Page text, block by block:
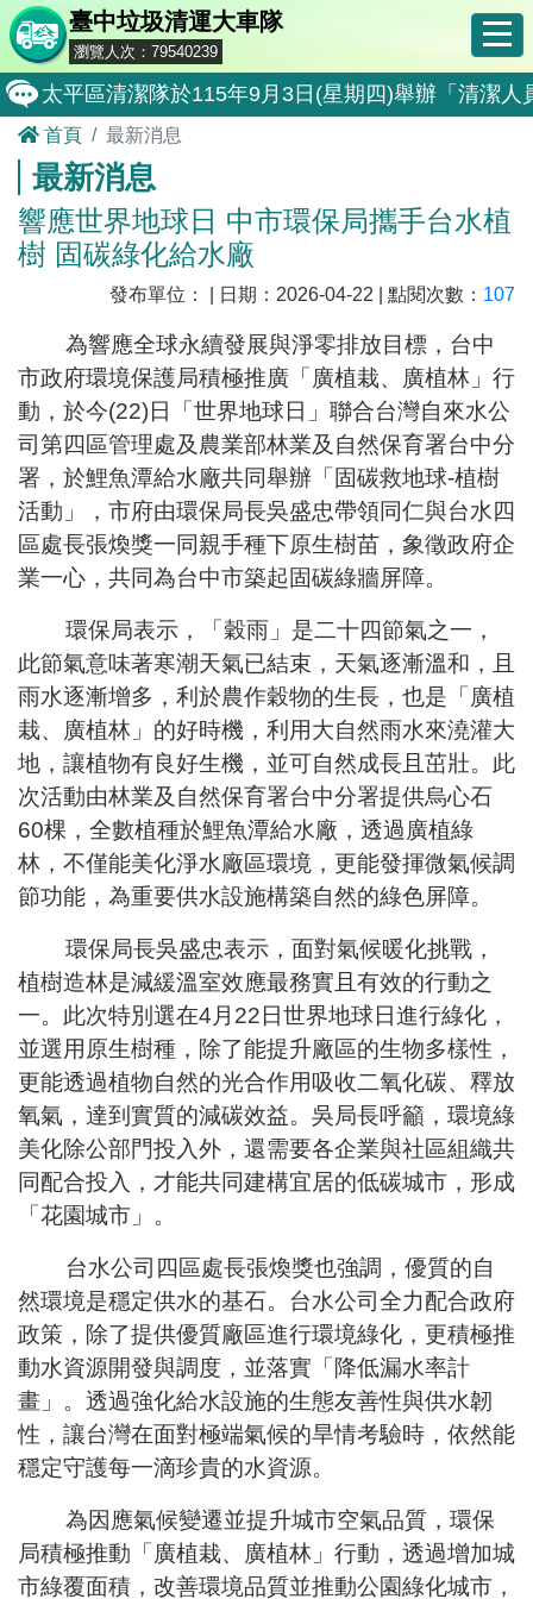
臺中垃圾清運大車隊
瀏覽人次：79540239
太平區清潔隊於115年9月3日(星期四)舉辦「清潔
8月17日北屯區清潔隊更新垃圾收運班表
臺中市政府環境保護局城鎮韌性(防空)演習期間垃
8月10日南屯區清潔隊更新垃圾收運班表
8月10日14:30至15:00防空演習行動網路降速演練
大肚區清潔隊於115年8月25日(星期二)舉辦「清潔
北屯區清潔隊於115年8月11日(星期二)舉辦「清
外埔區清潔隊於115年8月18日(星期二)舉辦「清潔
石岡區清潔隊於115年8月18日(星期二)舉辦「清潔
東勢區清潔隊於115年8月18日(星期二)舉辦「清潔
全民監督公共工程施工品質, 請撥打通報專線0800-
防堵非洲豬瘟總動員，因應非洲豬瘟疫情，市民
因應非洲豬瘟疫情，市民端廚餘收運排出方式不變
西屯區清潔隊於115年9月1日(星期二)舉辦「清潔
首頁 最新消息
最新消息
響應世界地球日 中市環保局攜手台水植
樹 固碳綠化給水廠
發布單位： | 日期：2026-04-22 | 點閱次數： 107
為響應全球永續發展與淨零排放目標，台中
市政府環境保護局積極推廣「廣植栽、廣植林」行
動，於今(22)日「世界地球日」聯合台灣自來水公
司第四區管理處及農業部林業及自然保育署台中分
署，於鯉魚潭給水廠共同舉辦「固碳救地球-植樹
活動」，市府由環保局長吳盛忠帶領同仁與台水四
區處長張煥獎一同親手種下原生樹苗，象徵政府企
業一心，共同為台中市築起固碳綠牆屏障。
環保局表示，「穀雨」是二十四節氣之一，
此節氣意味著寒潮天氣已結束，天氣逐漸溫和，且
雨水逐漸增多，利於農作穀物的生長，也是「廣植
栽、廣植林」的好時機，利用大自然雨水來澆灌大
地，讓植物有良好生機，並可自然成長且茁壯。此
次活動由林業及自然保育署台中分署提供烏心石
60棵，全數植種於鯉魚潭給水廠，透過廣植綠
林，不僅能美化淨水廠區環境，更能發揮微氣候調
節功能，為重要供水設施構築自然的綠色屏障。
環保局長吳盛忠表示，面對氣候暖化挑戰，
植樹造林是減緩溫室效應最務實且有效的行動之
一。此次特別選在4月22日世界地球日進行綠化，
並選用原生樹種，除了能提升廠區的生物多樣性，
更能透過植物自然的光合作用吸收二氧化碳、釋放
氧氣，達到實質的減碳效益。吳局長呼籲，環境綠
美化除公部門投入外，還需要各企業與社區組織共
同配合投入，才能共同建構宜居的低碳城市，形成
「花園城市」。
台水公司四區處長張煥獎也強調，優質的自
然環境是穩定供水的基石。台水公司全力配合政府
政策，除了提供優質廠區進行環境綠化，更積極推
動水資源開發與調度，並落實「降低漏水率計
畫」。透過強化給水設施的生態友善性與供水韌
性，讓台灣在面對極端氣候的旱情考驗時，依然能
穩定守護每一滴珍貴的水資源。
為因應氣候變遷並提升城市空氣品質，環保
局積極推動「廣植栽、廣植林」行動，透過增加城
市綠覆面積，改善環境品質並推動公園綠化城市，